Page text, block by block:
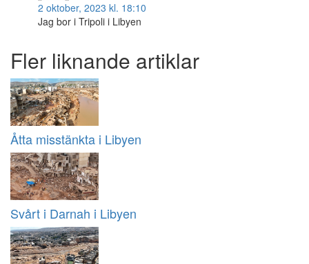
2 oktober, 2023 kl. 18:10
Jag bor i Tripoli i Libyen
Fler liknande artiklar
Åtta misstänkta i Libyen
Svårt i Darnah i Libyen